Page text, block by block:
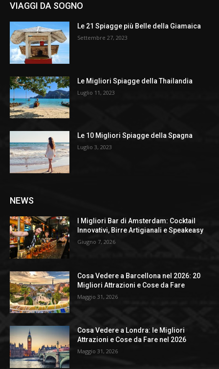
VIAGGI DA SOGNO
Le 21 Spiagge più Belle della Giamaica
Settembre 27, 2023
Le Migliori Spiagge della Thailandia
Luglio 11, 2023
Le 10 Migliori Spiagge della Spagna
Luglio 3, 2023
NEWS
I Migliori Bar di Amsterdam: Cocktail
Innovativi, Birre Artigianali e Speakeasy
Giugno 7, 2026
Cosa Vedere a Barcellona nel 2026: 20
Migliori Attrazioni e Cose da Fare
Maggio 31, 2026
Cosa Vedere a Londra: le Migliori
Attrazioni e Cose da Fare nel 2026
Maggio 31, 2026